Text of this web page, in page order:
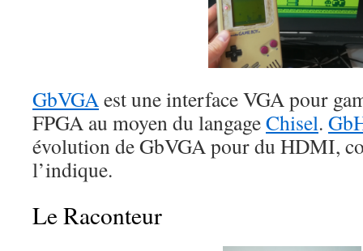
GbVGAest une interface VGA pour
FPGA au moyen du langageChisel.
évolution de GbVGA pour du HDMI,
l’indique.
Le Raconteur